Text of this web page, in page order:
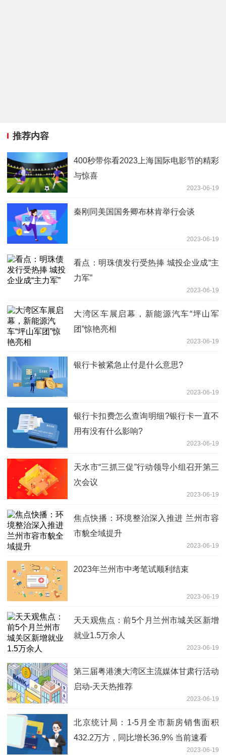
推荐内容
400秒带你看2023上海国际电影节的精彩
与惊喜
2023-06-19
秦刚同美国国务卿布林肯举行会谈
2023-06-19
看点：明珠债发行受热捧 城投企业成“主
力军”
2023-06-19
大湾区车展启幕，新能源汽车“坪山军
团”惊艳亮相
2023-06-19
银行卡被紧急止付是什么意思?
2023-06-19
银行卡扣费怎么查询明细?银行卡一直不
用有没有什么影响?
2023-06-19
天水市“三抓三促”行动领导小组召开第三
次会议
2023-06-19
焦点快播：环境整治深入推进 兰州市容
市貌全域提升
2023-06-19
2023年兰州市中考笔试顺利结束
2023-06-19
天天观焦点：前5个月兰州市城关区新增
就业1.5万余人
2023-06-19
第三届粤港澳大湾区主流媒体甘肃行活动
启动-天天热推荐
2023-06-19
北京统计局：1-5月全市新房销售面积
432.2万方，同比增长36.9% 当前速看
2023-06-19